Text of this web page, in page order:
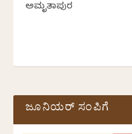
ಅಮೃತಾಪುರ
ಜೂನಿಯರ್ ಸಂಪಿಗೆ